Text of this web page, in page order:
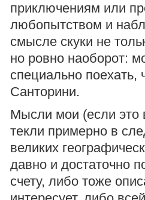
приключениям или
любопытством и
смысле скуки не
но ровно наоборот:
специально
Санторини.
Мысли мои (если это
текли примерно в
великих
давно и достаточно
счету, либо тоже